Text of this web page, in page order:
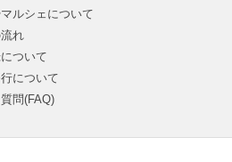
ルシェについて
れ
ついて
について
問(FAQ)